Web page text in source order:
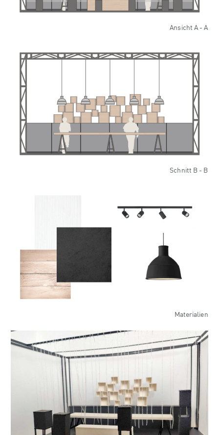
Ansicht A - A
Schnitt B - B
Materialien